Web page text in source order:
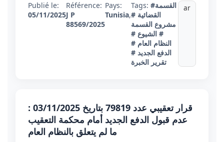
Publié le:
05/11/2025
Référence:
J P
88569/2025
Pays:
Tunisia,
Tags: #القسمة
القضائية #
مشروع القسمة
# الشيوع #
النظام العام #
الدفع الجديد #
تقرير الخبرة
ar
قرار تعقيبي عدد 79819 بتاريخ 03/11/2025 :
عدم قبول الدفع الجديد أمام محكمة التعقيب
ما لم يتعلق بالنظام العام